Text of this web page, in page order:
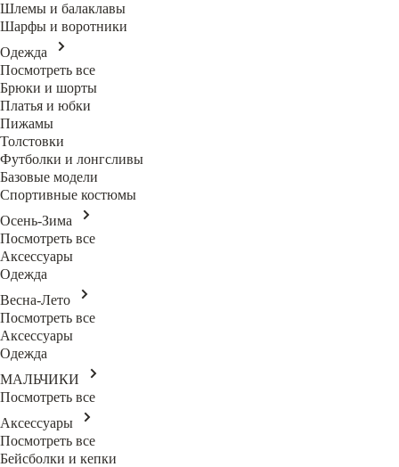
Шлемы и балаклавы
Шарфы и воротники
Одежда
Посмотреть все
Брюки и шорты
Платья и юбки
Пижамы
Толстовки
Футболки и лонгсливы
Базовые модели
Спортивные костюмы
Осень-Зима
Посмотреть все
Аксессуары
Одежда
Весна-Лето
Посмотреть все
Аксессуары
Одежда
МАЛЬЧИКИ
Посмотреть все
Аксессуары
Посмотреть все
Бейсболки и кепки